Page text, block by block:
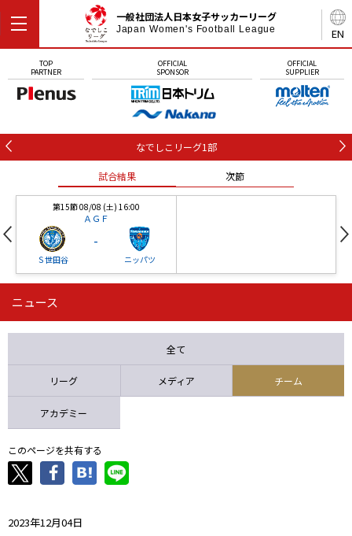
EN
一般社団法人日本女子サッカーリーグ
Japan Women's Football League
TOP
PARTNER
OFFICIAL
SPONSOR
OFFICIAL
SUPPLIER
なでしこリーグ1部
試合結果 次節
第15節 08/08 (土) 16:00
ＡＧＦ
Ｓ世田谷
-
ニッパツ
第16節 09/05 (土) 15:00
ニッパツ 石人の星
ニュース
全て
リーグ メディア チーム
アカデミー
このページを共有する
2023年12月04日